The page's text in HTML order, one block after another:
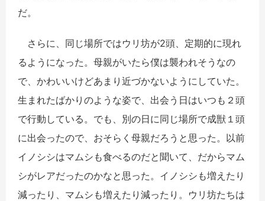
だ。
さらに、同じ場所ではウリ坊が2頭、定期的に現れ
るようになった。母親がいたら僕は襲われそうなの
で、かわいいけどあまり近づかないようにしていた。
生まれたばかりのような姿で、出会う日はいつも２頭
で行動している。でも、別の日に同じ場所で成獣１頭
に出会ったので、おそらく母親だろうと思った。以前
イノシシはマムシも食べるのだと聞いて、だからマム
シがレアだったのかなと思った。イノシシも増えたり
減ったり、マムシも増えたり減ったり。ウリ坊たちは